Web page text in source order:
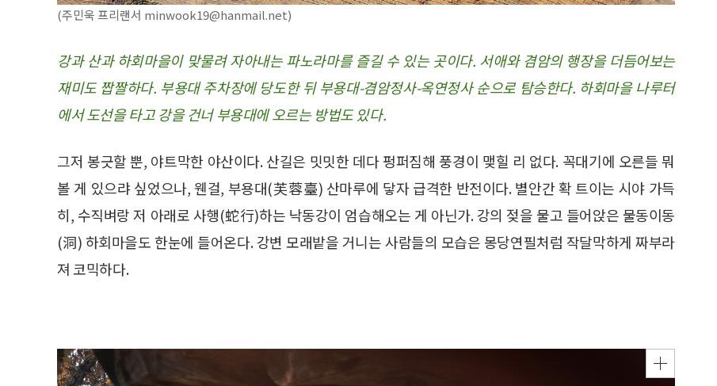
(주민욱 프리랜서 minwook19@hanmail.net)
강과 산과 하회마을이 맞물려 자아내는 파노라마를 즐길 수 있는 곳이다. 서애와 겸암의 행장을 더듬어보는
재미도 짭짤하다. 부용대 주차장에 당도한 뒤 부용대-겸암정사-옥연정사 순으로 탐승한다. 하회마을 나루터
에서 도선을 타고 강을 건너 부용대에 오르는 방법도 있다.
그저 봉긋할 뿐, 야트막한 야산이다. 산길은 밋밋한 데다 펑퍼짐해 풍경이 맺힐 리 없다. 꼭대기에 오른들 뭐
볼 게 있으랴 싶었으나, 웬걸, 부용대(芙蓉臺) 산마루에 닿자 급격한 반전이다. 별안간 확 트이는 시야 가득
히, 수직벼랑 저 아래로 사행(蛇行)하는 낙동강이 엄습해오는 게 아닌가. 강의 젖을 물고 들어앉은 물동이동
(洞) 하회마을도 한눈에 들어온다. 강변 모래밭을 거니는 사람들의 모습은 몽당연필처럼 작달막하게 짜부라
져 코믹하다.